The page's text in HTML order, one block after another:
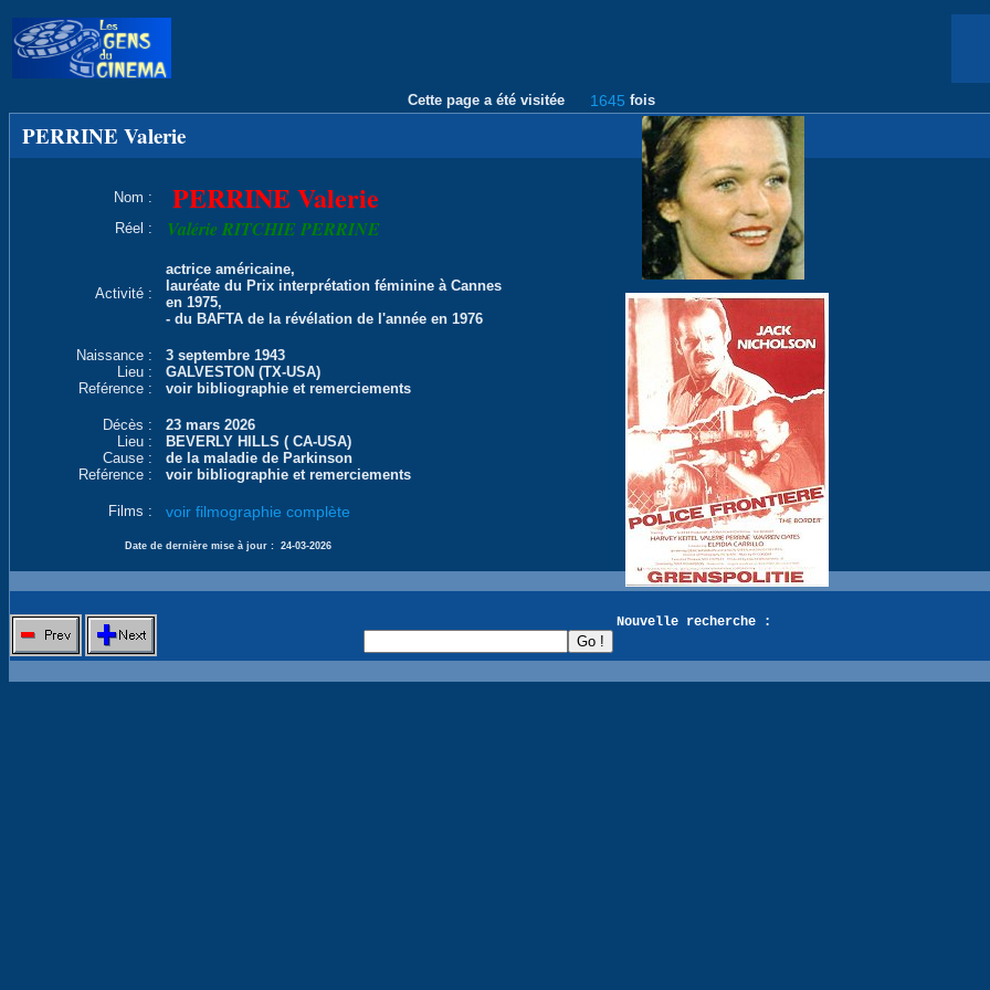
Cette page a été visitée 1645 fois
PERRINE Valerie
Nom : PERRINE Valerie
Réel : Valérie RITCHIE PERRINE
Activité :
actrice américaine,
lauréate du Prix interprétation féminine à Cannes
en 1975,
- du BAFTA de la révélation de l'année en 1976
Naissance :
3 septembre 1943
Lieu :
GALVESTON (TX-USA)
Reférence :
voir bibliographie et remerciements
Décès :
23 mars 2026
Lieu :
BEVERLY HILLS ( CA-USA)
Cause :
de la maladie de Parkinson
Reférence :
voir bibliographie et remerciements
Films : voir filmographie complète
Date de dernière mise à jour : 24-03-2026
Nouvelle recherche :